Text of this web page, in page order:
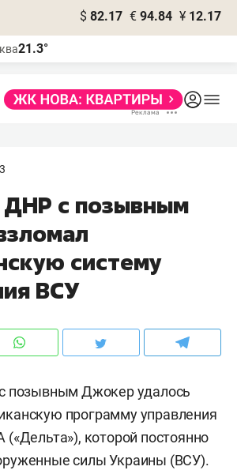
$ 82.17 € 94.84 ¥ 12.17
21.3°
с позывным
систему
ВСУ
позывным Джокер удалось
программу управления
(«Дельта»), которой постоянно
силы Украины (ВСУ).